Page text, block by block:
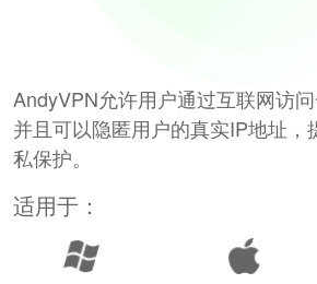
AndyVPN允许用户通过互联网访
并且可以隐匿用户的真实IP地址，
私保护。
适用于：